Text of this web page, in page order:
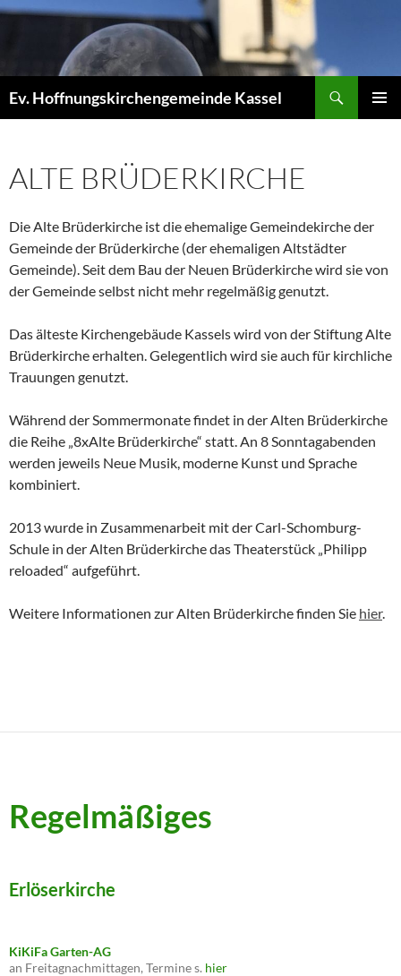
Zum
Ev. Hoffnungskirchengemeinde Kassel
ALTE BRÜDERKIRCHE
Die Alte Brüderkirche ist die ehemalige Gemeindekirche der
Gemeinde der Brüderkirche (der ehemaligen Altstädter
Gemeinde). Seit dem Bau der Neuen Brüderkirche wird sie von
der Gemeinde selbst nicht mehr regelmäßig genutzt.
Das älteste Kirchengebäude Kassels wird von der Stiftung Alte
Brüderkirche erhalten. Gelegentlich wird sie auch für kirchliche
Trauungen genutzt.
Während der Sommermonate findet in der Alten Brüderkirche
die Reihe „8xAlte Brüderkirche“ statt. An 8 Sonntagabenden
werden jeweils Neue Musik, moderne Kunst und Sprache
kombiniert.
2013 wurde in Zusammenarbeit mit der Carl-Schomburg-
Schule in der Alten Brüderkirche das Theaterstück „Philipp
reloaded“ aufgeführt.
Weitere Informationen zur Alten Brüderkirche finden Sie hier.
Regelmäßiges
Erlöserkirche
KiKiFa Garten-AG
an Freitagnachmittagen, Termine s. hier